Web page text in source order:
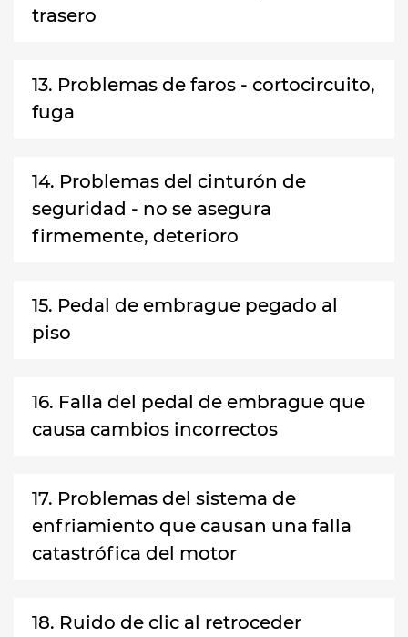
trasero
13. Problemas de faros - cortocircuito,
fuga
14. Problemas del cinturón de
seguridad - no se asegura
firmemente, deterioro
15. Pedal de embrague pegado al
piso
16. Falla del pedal de embrague que
causa cambios incorrectos
17. Problemas del sistema de
enfriamiento que causan una falla
catastrófica del motor
18. Ruido de clic al retroceder